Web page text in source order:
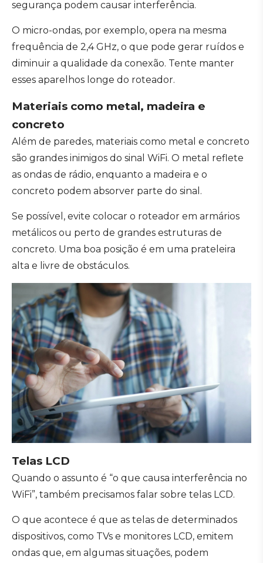
segurança podem causar interferência.
O micro-ondas, por exemplo, opera na mesma
frequência de 2,4 GHz, o que pode gerar ruídos e
diminuir a qualidade da conexão. Tente manter
esses aparelhos longe do roteador.
Materiais como metal, madeira e
concreto
Além de paredes, materiais como metal e concreto
são grandes inimigos do sinal WiFi. O metal reflete
as ondas de rádio, enquanto a madeira e o
concreto podem absorver parte do sinal.
Se possível, evite colocar o roteador em armários
metálicos ou perto de grandes estruturas de
concreto. Uma boa posição é em uma prateleira
alta e livre de obstáculos.
Telas LCD
Quando o assunto é “o que causa interferência no
WiFi”, também precisamos falar sobre telas LCD.
O que acontece é que as telas de determinados
dispositivos, como TVs e monitores LCD, emitem
ondas que, em algumas situações, podem